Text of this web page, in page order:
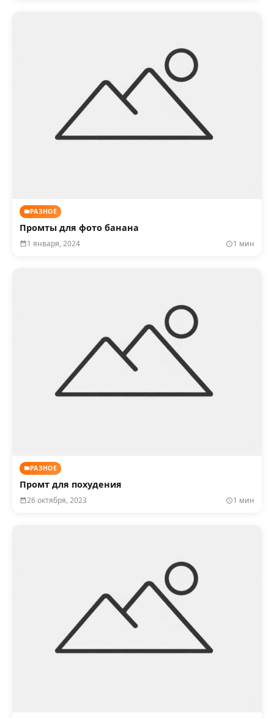
РАЗНОЕ
Промты для фото банана
1 января, 2024 1 мин
РАЗНОЕ
Промт для похудения
26 октября, 2023 1 мин